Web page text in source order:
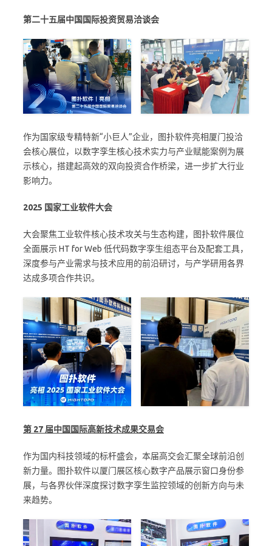
第二十五届中国国际投资贸易洽谈会
作为国家级专精特新“小巨人”企业，图扑软件亮相厦门投洽
会核心展位，以数字孪生核心技术实力与产业赋能案例为展
示核心，搭建起高效的双向投资合作桥梁，进一步扩大行业
影响力。
2025 国家工业软件大会
大会聚焦工业软件核心技术攻关与生态构建，图扑软件展位
全面展示 HT for Web 低代码数字孪生组态平台及配套工具，
深度参与产业需求与技术应用的前沿研讨，与产学研用各界
达成多项合作共识。
第 27 届中国国际高新技术成果交易会
作为国内科技领域的标杆盛会，本届高交会汇聚全球前沿创
新力量。图扑软件以厦门展区核心数字产品展示窗口身份参
展，与各界伙伴深度探讨数字孪生监控领域的创新方向与未
来趋势。